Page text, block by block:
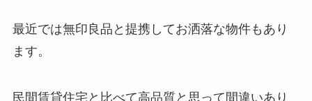
最近では無印良品と提携してお洒落な物件もあり
ます。
民間賃貸住宅と比べて高品質と思って間違いあり